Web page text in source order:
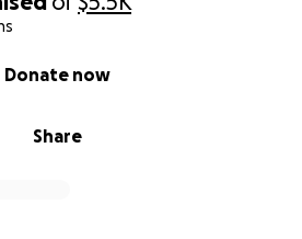
Share
Donate now